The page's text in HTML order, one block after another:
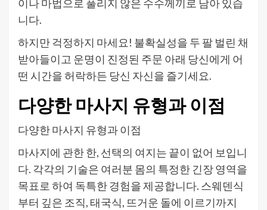
이나 마법으로 풀리지 않은 수수께끼로 남아 있습
니다.
하지만 걱정하지 마세요! 불확실성을 두 팔 벌린 채
받아들이고 운명이 진정된 주문 아래 당신에게 어
떤 시간을 허락하든 당신 자신을 즐기세요.
다양한 마사지 유형과 이점
다양한 마사지 유형과 이점
마사지에 관한 한, 선택의 여지는 끝이 없어 보입니
다. 각각의 기술은 여러분 몸의 특정한 긴장 영역을
목표로 하여 독특한 경험을 제공합니다. 스웨덴식
부터 깊은 조직, 태국식, 뜨거운 돌에 이르기까지